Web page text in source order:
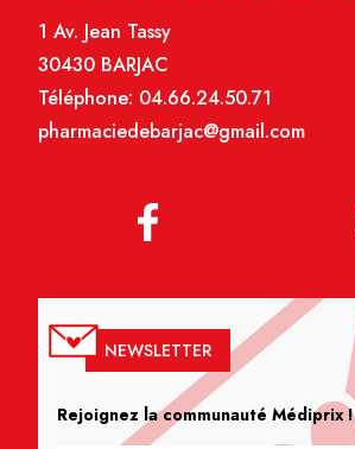
1 Av. Jean Tassy
30430 BARJAC
Téléphone: 04.66.24.50.71
pharmaciedebarjac@gmail.com
NEWSLETTER
Rejoignez la communauté Médiprix !